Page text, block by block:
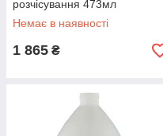
розчісування 473мл
Немає в наявності
1 865 ₴